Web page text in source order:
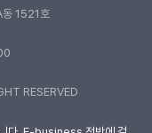
동 1521호
RESERVED